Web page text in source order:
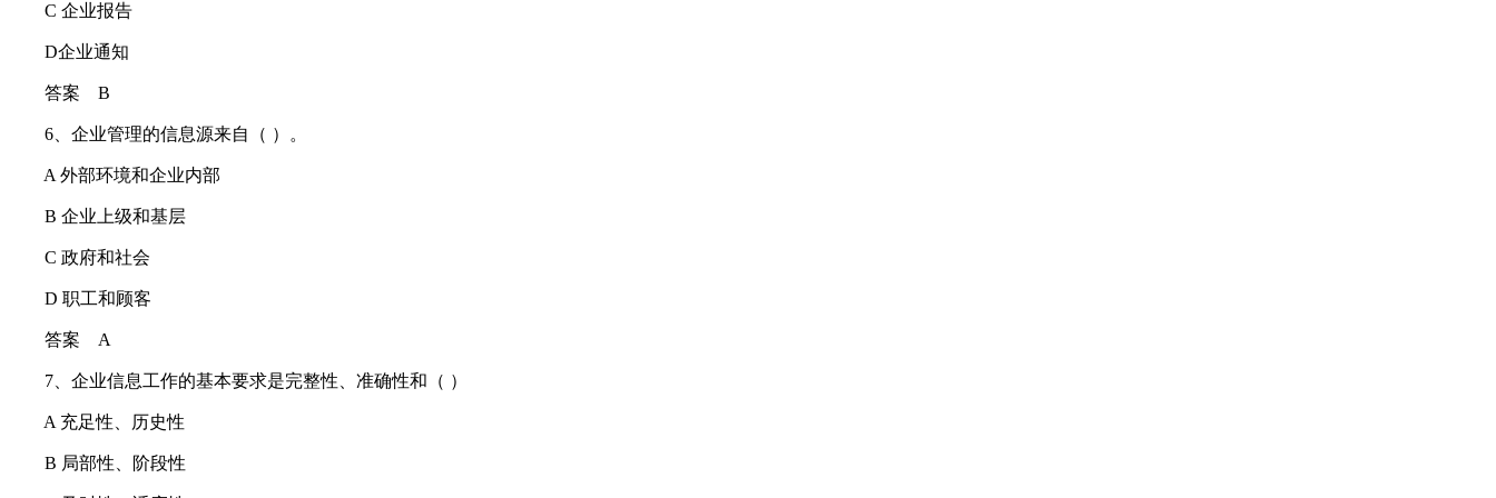
C 企业报告
D企业通知
答案 B
6、企业管理的信息源来自（ ）。
A 外部环境和企业内部
B 企业上级和基层
C 政府和社会
D 职工和顾客
答案 A
7、企业信息工作的基本要求是完整性、准确性和（ ）
A 充足性、历史性
B 局部性、阶段性